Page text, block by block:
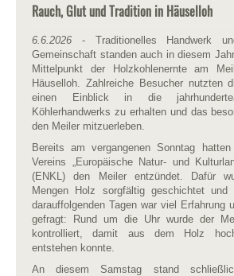
Rauch, Glut und Tradition in Häuselloh
6.6.2026 - Traditionelles Handwerk
Gemeinschaft standen auch in diesem
Mittelpunkt der Holzkohlenernte am
Häuselloh. Zahlreiche Besucher nutzten
einen Einblick in die
Köhlerhandwerks zu erhalten und das
den Meiler mitzuerleben.
Bereits am vergangenen Sonntag
Vereins „Europäische Natur- und
(ENKL) den Meiler entzündet. Dafür
Mengen Holz sorgfältig geschichtet
darauffolgenden Tagen war viel Erfahrung
gefragt: Rund um die Uhr wurde der
kontrolliert, damit aus dem Holz
entstehen konnte.
An diesem Samstag stand